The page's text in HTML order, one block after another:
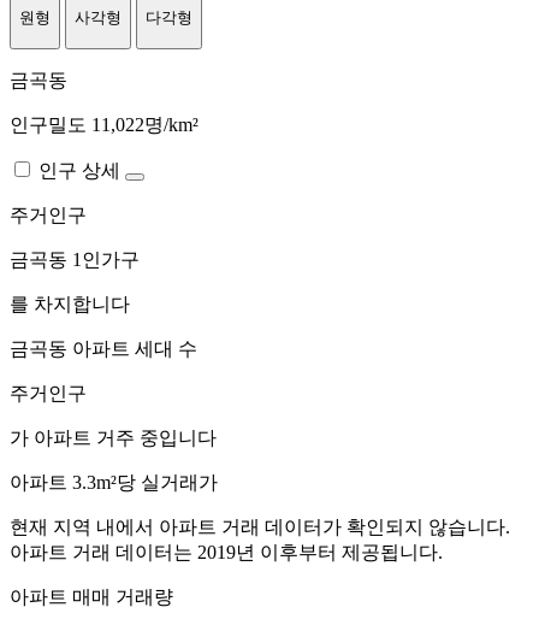
원형 사각형 다각형
금곡동
인구밀도 11,022명/km²
인구 상세
주거인구
금곡동 1인가구
를 차지합니다
금곡동 아파트 세대 수
주거인구
가 아파트 거주 중입니다
아파트 3.3m²당 실거래가
현재 지역 내에서 아파트 거래 데이터가 확인되지 않습니다.
아파트 거래 데이터는 2019년 이후부터 제공됩니다.
아파트 매매 거래량